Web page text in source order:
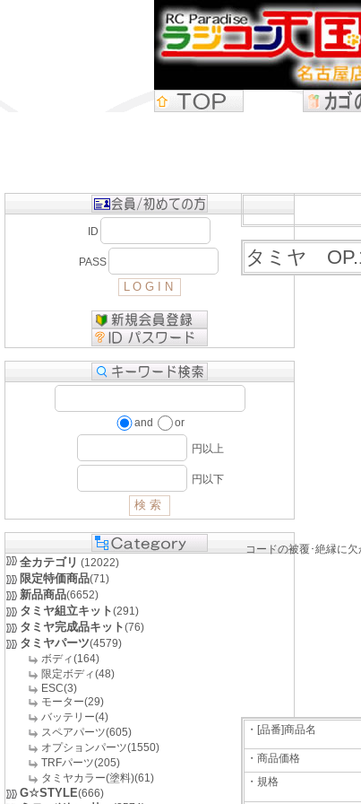
ID
PASS
and or
円以上
円以下
全カテゴリ (12022)
限定特価商品(71)
新品商品(6652)
タミヤ組立キット(291)
タミヤ完成品キット(76)
タミヤパーツ(4579)
ボディ(164)
限定ボディ(48)
ESC(3)
モーター(29)
バッテリー(4)
スペアパーツ(605)
オプションパーツ(1550)
TRFパーツ(205)
タミヤカラー(塗料)(61)
G☆STYLE(666)
タミヤ
コードの被覆･絶縁に
・[品番]商品名
・商品価格
・規格